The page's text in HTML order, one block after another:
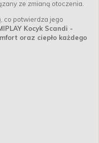
ze zmianą otoczenia.
co potwierdza jego
Kocyk Scandi -
oraz ciepło każdego